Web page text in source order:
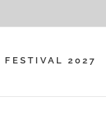
FESTIVAL 2027